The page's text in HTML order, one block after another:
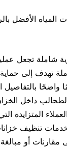
تجعل عملية
إلى حماية
بالتفاصيل
داخل الخزان.
المتزايدة التي
تنظيف خزانات
أو مبالغة.